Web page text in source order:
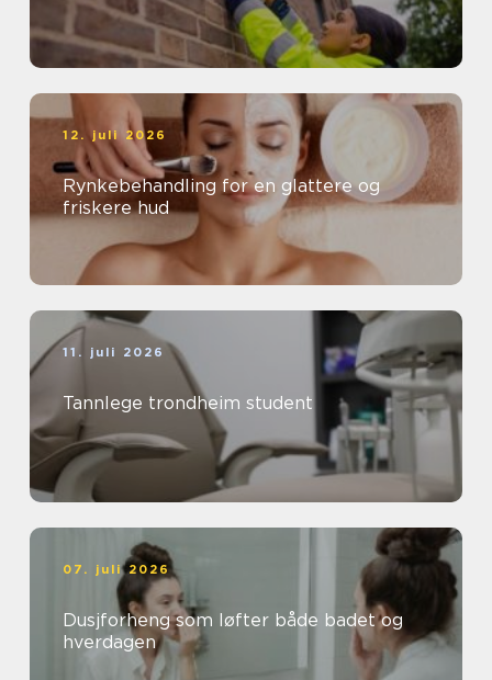
12. juli 2026
Rynkebehandling for en glattere og
friskere hud
11. juli 2026
Tannlege trondheim student
07. juli 2026
Dusjforheng som løfter både badet og
hverdagen